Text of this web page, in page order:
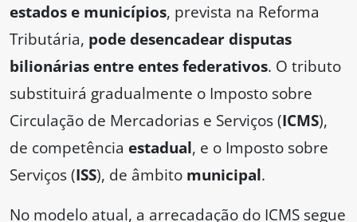
estados e municípios, prevista na Reforma
Tributária, pode desencadear disputas
bilionárias entre entes federativos. O tributo
substituirá gradualmente o Imposto sobre
Circulação de Mercadorias e Serviços (ICMS),
de competência estadual, e o Imposto sobre
Serviços (ISS), de âmbito municipal.
No modelo atual, a arrecadação do ICMS segue